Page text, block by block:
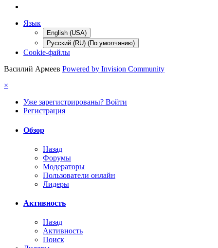
Язык
English (USA)
Русский (RU) (По умолчанию)
Cookie-файлы
Василий Армеев Powered by Invision Community
×
Уже зарегистрированы? Войти
Регистрация
Обзор
Назад
Форумы
Модераторы
Пользователи онлайн
Лидеры
Активность
Назад
Активность
Поиск